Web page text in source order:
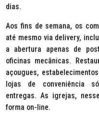
dias.
Aos fins de semana, os
até mesmo via delivery,
a abertura apenas de
oficinas mecânicas.
açougues,
lojas de conveniência
entregas. As igrejas,
forma on-line.